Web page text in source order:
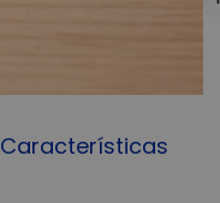
Características